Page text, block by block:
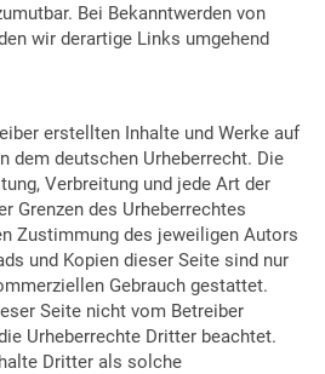
Bei Bekanntwerden von
wir derartige Links umgehend
erstellten Inhalte und Werke auf
dem deutschen Urheberrecht. Die
Verbreitung und jede Art der
Grenzen des Urheberrechtes
Zustimmung des jeweiligen Autors
und Kopien dieser Seite sind nur
Gebrauch gestattet.
Seite nicht vom Betreiber
Urheberrechte Dritter beachtet.
Dritter als solche